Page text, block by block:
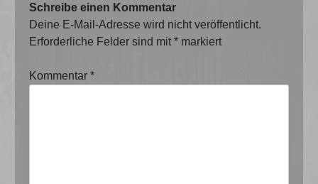
Schreibe einen Kommentar
Deine E-Mail-Adresse wird nicht veröffentlicht.
Erforderliche Felder sind mit* markiert
Kommentar*